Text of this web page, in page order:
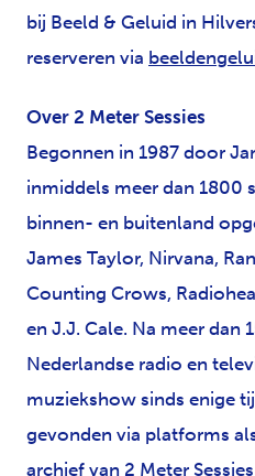
bij Beeld & Geluid in
reserveren via
Over 2 Meter Sessies
Begonnen in 1987 door
inmiddels meer dan 1800
binnen- en buitenland
James Taylor, Nirvana,
Counting Crows,
en J.J. Cale. Na meer dan
Nederlandse radio en
muziekshow sinds enige
gevonden via platforms
archief van 2 Meter